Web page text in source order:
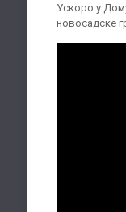
Ускоро у
новосадске